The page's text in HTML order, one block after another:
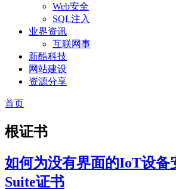
Web安全
SQL注入
业界资讯
互联网事
新酷科技
网站建设
资源分享
首页
根证书
如何为没有界面的IoT设备
Suite证书